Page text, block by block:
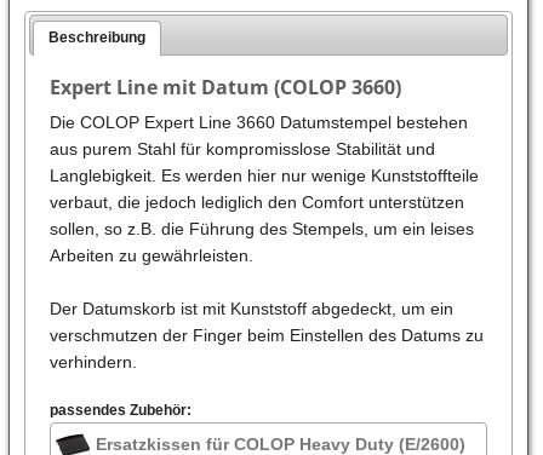
Beschreibung
Expert Line mit Datum (COLOP 3660)
Die COLOP Expert Line 3660 Datumstempel bestehen
aus purem Stahl für kompromisslose Stabilität und
Langlebigkeit. Es werden hier nur wenige Kunststoffteile
verbaut, die jedoch lediglich den Comfort unterstützen
sollen, so z.B. die Führung des Stempels, um ein leises
Arbeiten zu gewährleisten.
Der Datumskorb ist mit Kunststoff abgedeckt, um ein
verschmutzen der Finger beim Einstellen des Datums zu
verhindern.
passendes Zubehör:
Ersatzkissen für COLOP Heavy Duty (E/2600)